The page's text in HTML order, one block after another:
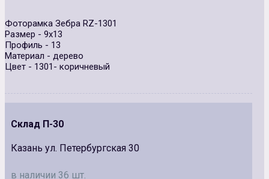
Фоторамка Зебра RZ-1301
Размер - 9х13
Профиль - 13
Материал - дерево
Цвет - 1301- коричневый
Склад П-30
Казань ул. Петербургская 30
в наличии 36 шт.